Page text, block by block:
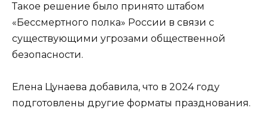
Такое решение было принято штабом
«Бессмертного полка» России в связи с
существующими угрозами общественной
безопасности.
Елена Цунаева добавила, что в 2024 году
подготовлены другие форматы празднования.